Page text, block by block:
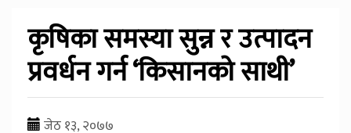
कृषिका समस्या सुन्न र उत्पादन
प्रवर्धन गर्न ‘किसानको साथी’
जेठ १३, २०७७